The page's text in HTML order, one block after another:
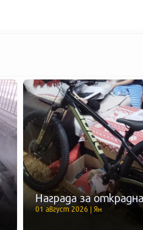
Награда за
01 август 2026 | Ян